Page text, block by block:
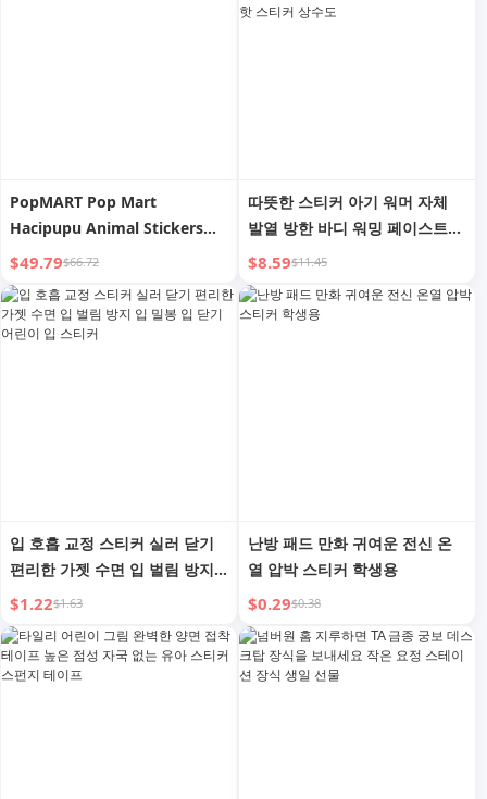
PopMART Pop Mart
Hacipupu Animal Stickers
Series Vinyl Stuffed Blind
Box Fashionable Ornaments
Gift
$49.79$66.72
따뜻한 스티커 아기 워머 자체
발열 방한 바디 워밍 페이스트
발 온열 플라스터 궁궐 온열 여
성 핫 컴프레스 허리 및 복부 핫
스티커 상수도
$8.59$11.45
입 호흡 교정 스티커 실러 닫기
편리한 가젯 수면 입 벌림 방지
입 밀봉 입 닫기 어린이 입 스티
커
$1.22$1.63
난방 패드 만화 귀여운 전신 온
열 압박 스티커 학생용
$0.29$0.38